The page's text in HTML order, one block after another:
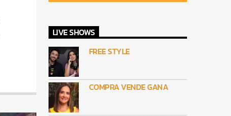
LIVE SHOWS
FREE STYLE
COMPRA VENDE GANA